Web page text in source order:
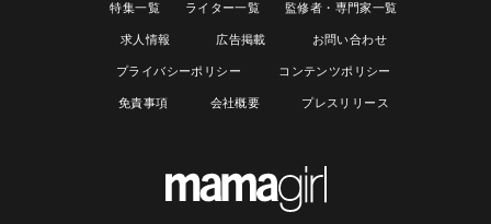
特集一覧 ライター一覧 監修者・専門家一覧
求人情報 広告掲載 お問い合わせ
プライバシーポリシー コンテンツポリシー
免責事項 会社概要 プレスリリース